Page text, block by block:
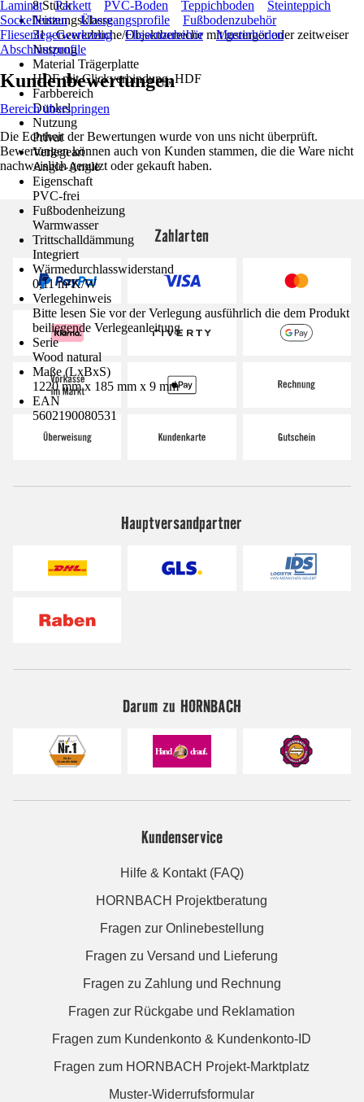
8 Stück
Nutzungsklasse
31 - Gewerbliche/Objektbereiche mit geringer oder zeitweiser
Nutzung
Material Trägerplatte
HDF mit Clickverbindung, HDF
Farbbereich
Dunkel
Nutzung
Privat
Verlegeart
Angle-Angle
Eigenschaft
PVC-frei
Fußbodenheizung
Warmwasser
Trittschalldämmung
Integriert
Wärmedurchlasswiderstand
0,11 m²K/W
Verlegehinweis
Bitte lesen Sie vor der Verlegung ausführlich die dem Produkt
beiliegende Verlegeanleitung
Serie
Wood natural
Maße (LxBxS)
1220 mm x 185 mm x 9 mm
EAN
5602190080531
Laminat Parkett PVC-Boden Teppichboden
Steinteppich
Sockelleisten
Übergangsprofile
Fußbodenzubehör
Fliesenlegerwerkzeug
Fliesenzubehör
Musterböden
Abschlussprofile
Kundenbewertungen
Bereich überspringen
Die Echtheit der Bewertungen wurde von uns nicht überprüft.
Bewertungen können auch von Kunden stammen, die die Ware nicht
nachweislich genutzt oder gekauft haben.
Zahlarten
Hauptversandpartner
Darum zu HORNBACH
Kundenservice
Hilfe & Kontakt (FAQ)
HORNBACH Projektberatung
Fragen zur Onlinebestellung
Fragen zu Versand und Lieferung
Fragen zu Zahlung und Rechnung
Fragen zur Rückgabe und Reklamation
Fragen zum Kundenkonto & Kundenkonto-ID
Fragen zum HORNBACH Projekt-Marktplatz
Muster-Widerrufsformular